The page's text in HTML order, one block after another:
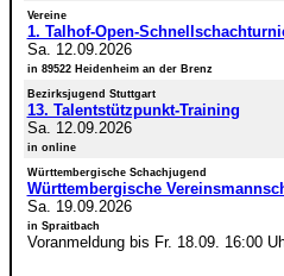
Vereine
1. Talhof-Open-
Sa. 12.09.2026
in 89522 Heidenheim an der Brenz
Bezirksjugend Stuttgart
13. Talentstützpunkt-Training
Sa. 12.09.2026
in online
Württembergische Schachjugend
Württembergische
Sa. 19.09.2026
in Spraitbach
Voranmeldung bis Fr. 18.09. 16:00